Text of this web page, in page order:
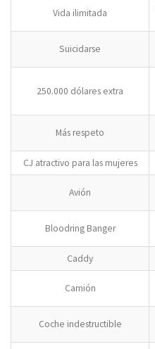
Vida ilimitada
Suicidarse
250.000 dólares extra
Más respeto
CJ atractivo para las mujeres
Avión
Bloodring Banger
Caddy
Camión
Coche indestructible